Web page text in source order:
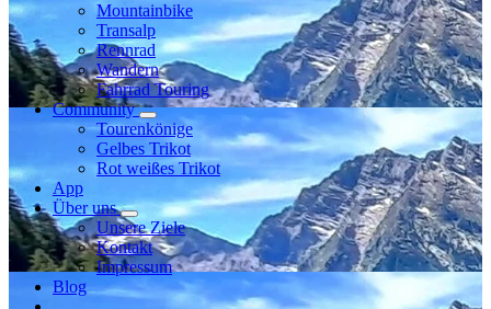
Mountainbike
Transalp
Rennrad
Wandern
Fahrrad Touring
Community
Tourenkönige
Gelbes Trikot
Rot weißes Trikot
App
Über uns
Unsere Ziele
Kontakt
Impressum
Blog